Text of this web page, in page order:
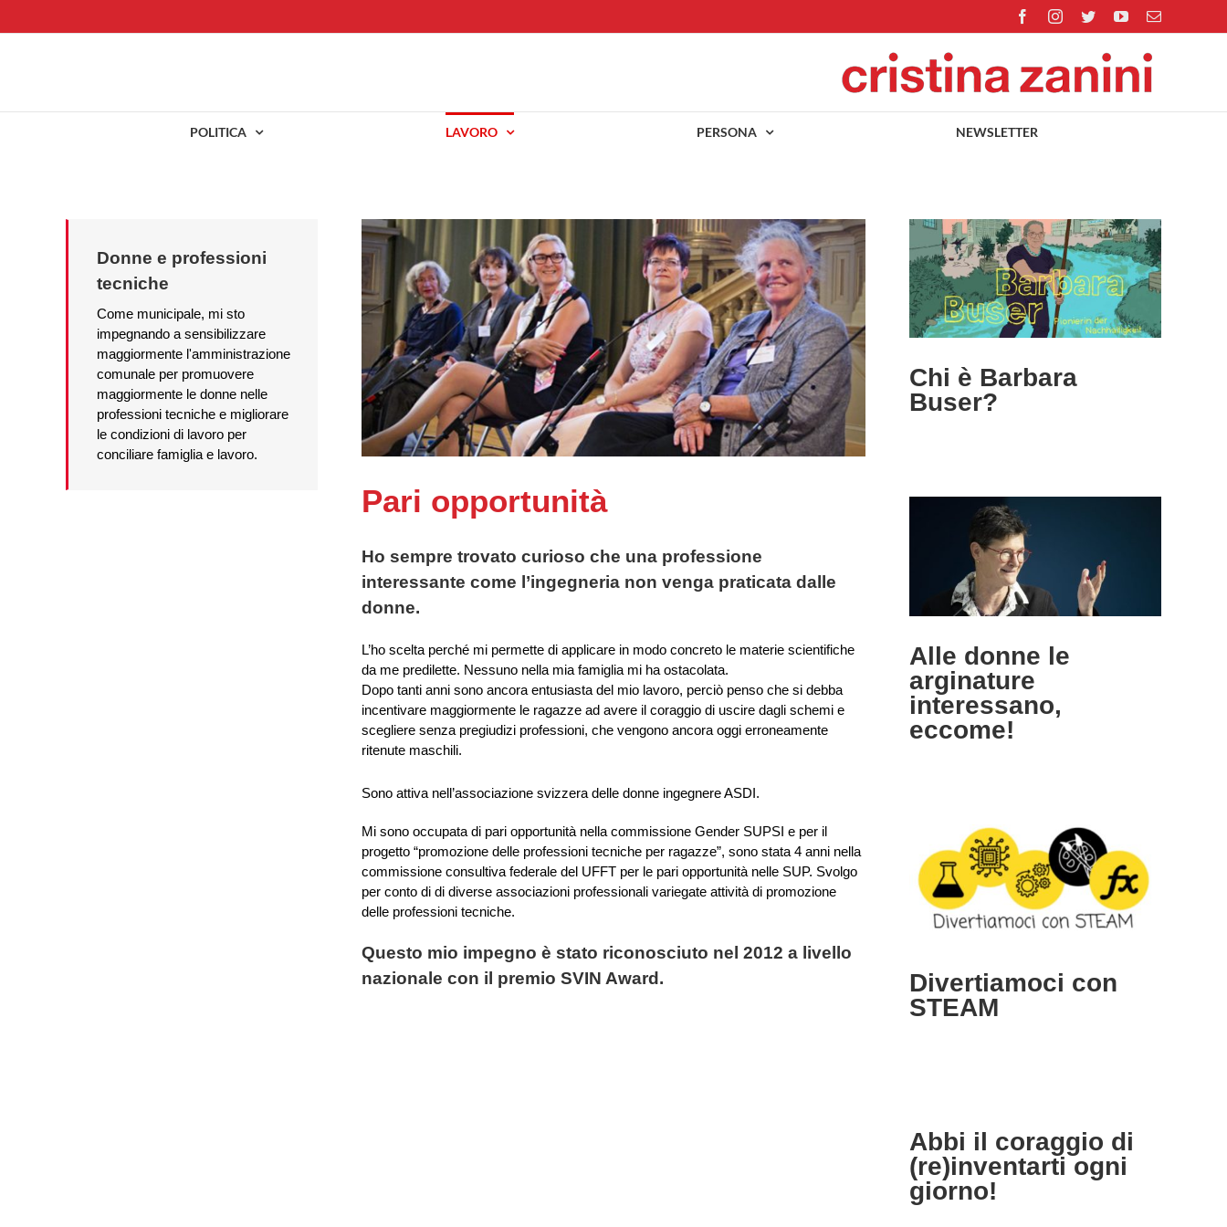
FacebookInstagram
TwitterYouTubeEmail
POLITICA LAVORO PERSONA NEWSLETTER
Donne e professioni
tecniche
Come municipale, mi sto
impegnando a sensibilizzare
maggiormente l'amministrazione
comunale per promuovere
maggiormente le donne nelle
professioni tecniche e migliorare
le condizioni di lavoro per
conciliare famiglia e lavoro.
Pari opportunità
Ho sempre trovato curioso che una professione
interessante come l’ingegneria non venga praticata dalle
donne.
L’ho scelta perché mi permette di applicare in modo concreto le materie scientifiche
da me predilette. Nessuno nella mia famiglia mi ha ostacolata.
Dopo tanti anni sono ancora entusiasta del mio lavoro, perciò penso che si debba
incentivare maggiormente le ragazze ad avere il coraggio di uscire dagli schemi e
scegliere senza pregiudizi professioni, che vengono ancora oggi erroneamente
ritenute maschili.
Sono attiva nell’associazione svizzera delle donne ingegnere ASDI.
Mi sono occupata di pari opportunità nella commissione Gender SUPSI e per il
progetto “promozione delle professioni tecniche per ragazze”, sono stata 4 anni nella
commissione consultiva federale del UFFT per le pari opportunità nelle SUP. Svolgo
per conto di di diverse associazioni professionali variegate attività di promozione
delle professioni tecniche.
Questo mio impegno è stato riconosciuto nel 2012 a livello
nazionale con il premio SVIN Award.
Chi è Barbara Buser?
Ingegneria Pari opportunità
Scritti
personali
Chi è Barbara
Buser?
Alle donne le arginature
Gran Consiglio Ingegneria
Alle donne le
arginature
interessano,
eccome!
Divertiamoci con STEAM
Divertiamoci con
STEAM
Abbi il coraggio di
(re)inventarti ogni
giorno!